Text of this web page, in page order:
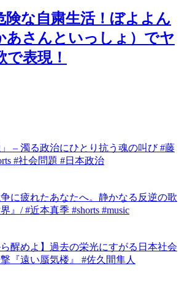
な自粛生活！ぼよよん
あさんといっしょ）でヤ
表現！
」 – 濁る政治にひとり抗う魂の叫び #藤
#社会問題 #日本政治
に疲れたあなたへ。静かなる反逆の歌
』/ #近本真季 #shorts #music
ら醒めよ】過去の栄光にすがる日本社会
『遠い蜃気楼』 #佐久間隼人